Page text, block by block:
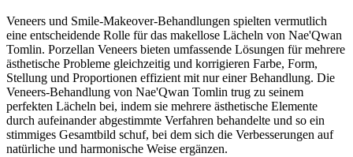
Veneers und Smile-Makeover-Behandlungen spielten vermutlich
eine entscheidende Rolle für das makellose Lächeln von Nae'Qwan
Tomlin. Porzellan Veneers bieten umfassende Lösungen für mehrere
ästhetische Probleme gleichzeitig und korrigieren Farbe, Form,
Stellung und Proportionen effizient mit nur einer Behandlung. Die
Veneers-Behandlung von Nae'Qwan Tomlin trug zu seinem
perfekten Lächeln bei, indem sie mehrere ästhetische Elemente
durch aufeinander abgestimmte Verfahren behandelte und so ein
stimmiges Gesamtbild schuf, bei dem sich die Verbesserungen auf
natürliche und harmonische Weise ergänzen.